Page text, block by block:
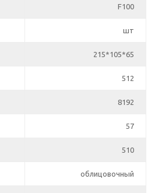
F100
шт
215*105*65
512
8192
57
510
облицовочный